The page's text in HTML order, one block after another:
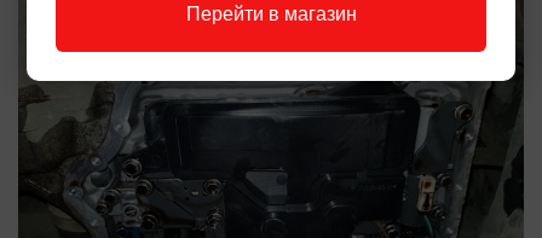
Перейти в магазин